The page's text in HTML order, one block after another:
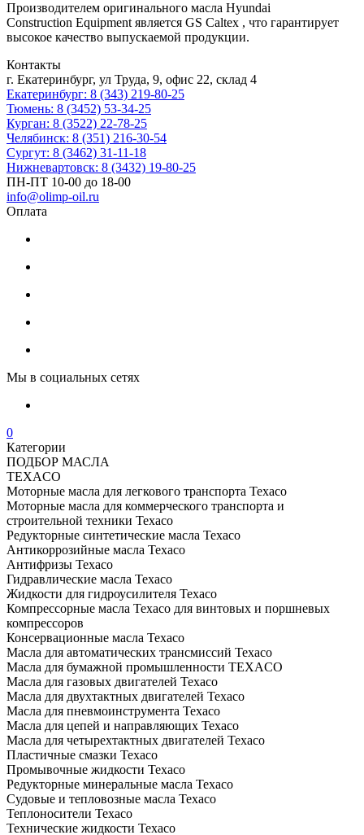
Производителем оригинального масла Hyundai
Construction Equipment является GS Caltex , что гарантирует
высокое качество выпускаемой продукции.
Контакты
г. Екатеринбург, ул Труда, 9, офис 22, склад 4
Екатеринбург: 8 (343) 219-80-25
Тюмень: 8 (3452) 53-34-25
Курган: 8 (3522) 22-78-25
Челябинск: 8 (351) 216-30-54
Сургут: 8 (3462) 31-11-18
Нижневартовск: 8 (3432) 19-80-25
ПН-ПТ 10-00 до 18-00
info@olimp-oil.ru
Оплата
Мы в социальных сетях
0
Категории
ПОДБОР МАСЛА
TEXACO
Моторные масла для легкового транспорта Texaco
Моторные масла для коммерческого транспорта и
строительной техники Texaco
Редукторные синтетические масла Texaco
Антикоррозийные масла Texaco
Антифризы Texaco
Гидравлические масла Texaco
Жидкости для гидроусилителя Texaco
Компрессорные масла Texaco для винтовых и поршневых
компрессоров
Консервационные масла Texaco
Масла для автоматических трансмиссий Texaco
Масла для бумажной промышленности TEXACO
Масла для газовых двигателей Texaco
Масла для двухтактных двигателей Texaco
Масла для пневмоинструмента Texaco
Масла для цепей и направляющих Texaco
Масла для четырехтактных двигателей Texaco
Пластичные смазки Texaco
Промывочные жидкости Texaco
Редукторные минеральные масла Texaco
Судовые и тепловозные масла Texaco
Теплоносители Texaco
Технические жидкости Texaco